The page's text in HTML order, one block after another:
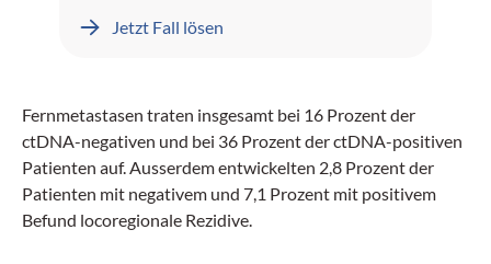
präsentiert sich mit seit mehreren Monaten
Jetzt Fall lösen
Fernmetastasen traten insgesamt bei 16 Prozent der
ctDNA-negativen und bei 36 Prozent der ctDNA-positiven
Patienten auf. Ausserdem entwickelten 2,8 Prozent der
Patienten mit negativem und 7,1 Prozent mit positivem
Befund locoregionale Rezidive.